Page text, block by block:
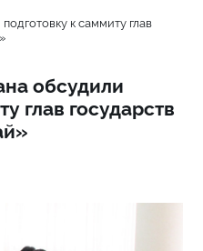
к саммиту глав
обсудили
глав государств